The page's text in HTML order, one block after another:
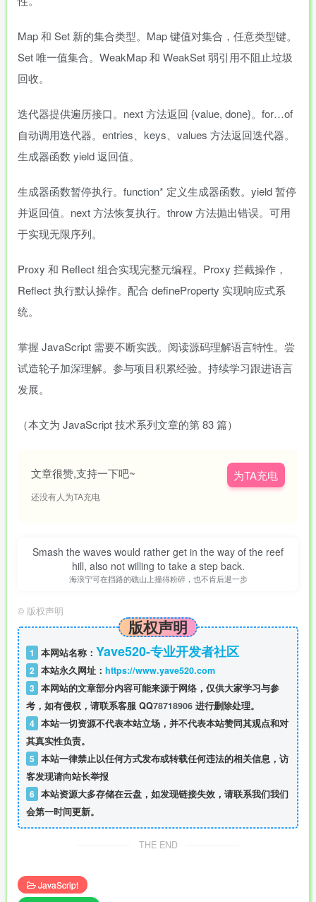
Map 和 Set 新的集合类型。Map 键值对集合，任意类型键。
Set 唯一值集合。WeakMap 和 WeakSet 弱引用不阻止垃圾
回收。
迭代器提供遍历接口。next 方法返回 {value, done}。for…of
自动调用迭代器。entries、keys、values 方法返回迭代器。
生成器函数 yield 返回值。
生成器函数暂停执行。function* 定义生成器函数。yield 暂停
并返回值。next 方法恢复执行。throw 方法抛出错误。可用
于实现无限序列。
Proxy 和 Reflect 组合实现完整元编程。Proxy 拦截操作，
Reflect 执行默认操作。配合 defineProperty 实现响应式系
统。
掌握 JavaScript 需要不断实践。阅读源码理解语言特性。尝
试造轮子加深理解。参与项目积累经验。持续学习跟进语言
发展。
（本文为 JavaScript 技术系列文章的第 83 篇）
文章很赞,支持一下吧~
还没有人为TA充电
为TA充电
Smash the waves would rather get in the way of the reef
hill, also not willing to take a step back.
海浪宁可在挡路的礁山上撞得粉碎，也不肯后退一步
© 版权声明
版权声明
1 本网站名称： Yave520-专业开发者社区
2 本站永久网址： https://www.yave520.com
3 本网站的文章部分内容可能来源于网络，仅供大家学习与参
考，如有侵权，请联系客服 QQ78718906 进行删除处理。
4 本站一切资源不代表本站立场，并不代表本站赞同其观点和对
其真实性负责。
5 本站一律禁止以任何方式发布或转载任何违法的相关信息，访
客发现请向站长举报
6 本站资源大多存储在云盘，如发现链接失效，请联系我们我们
会第一时间更新。
THE END
JavaScript